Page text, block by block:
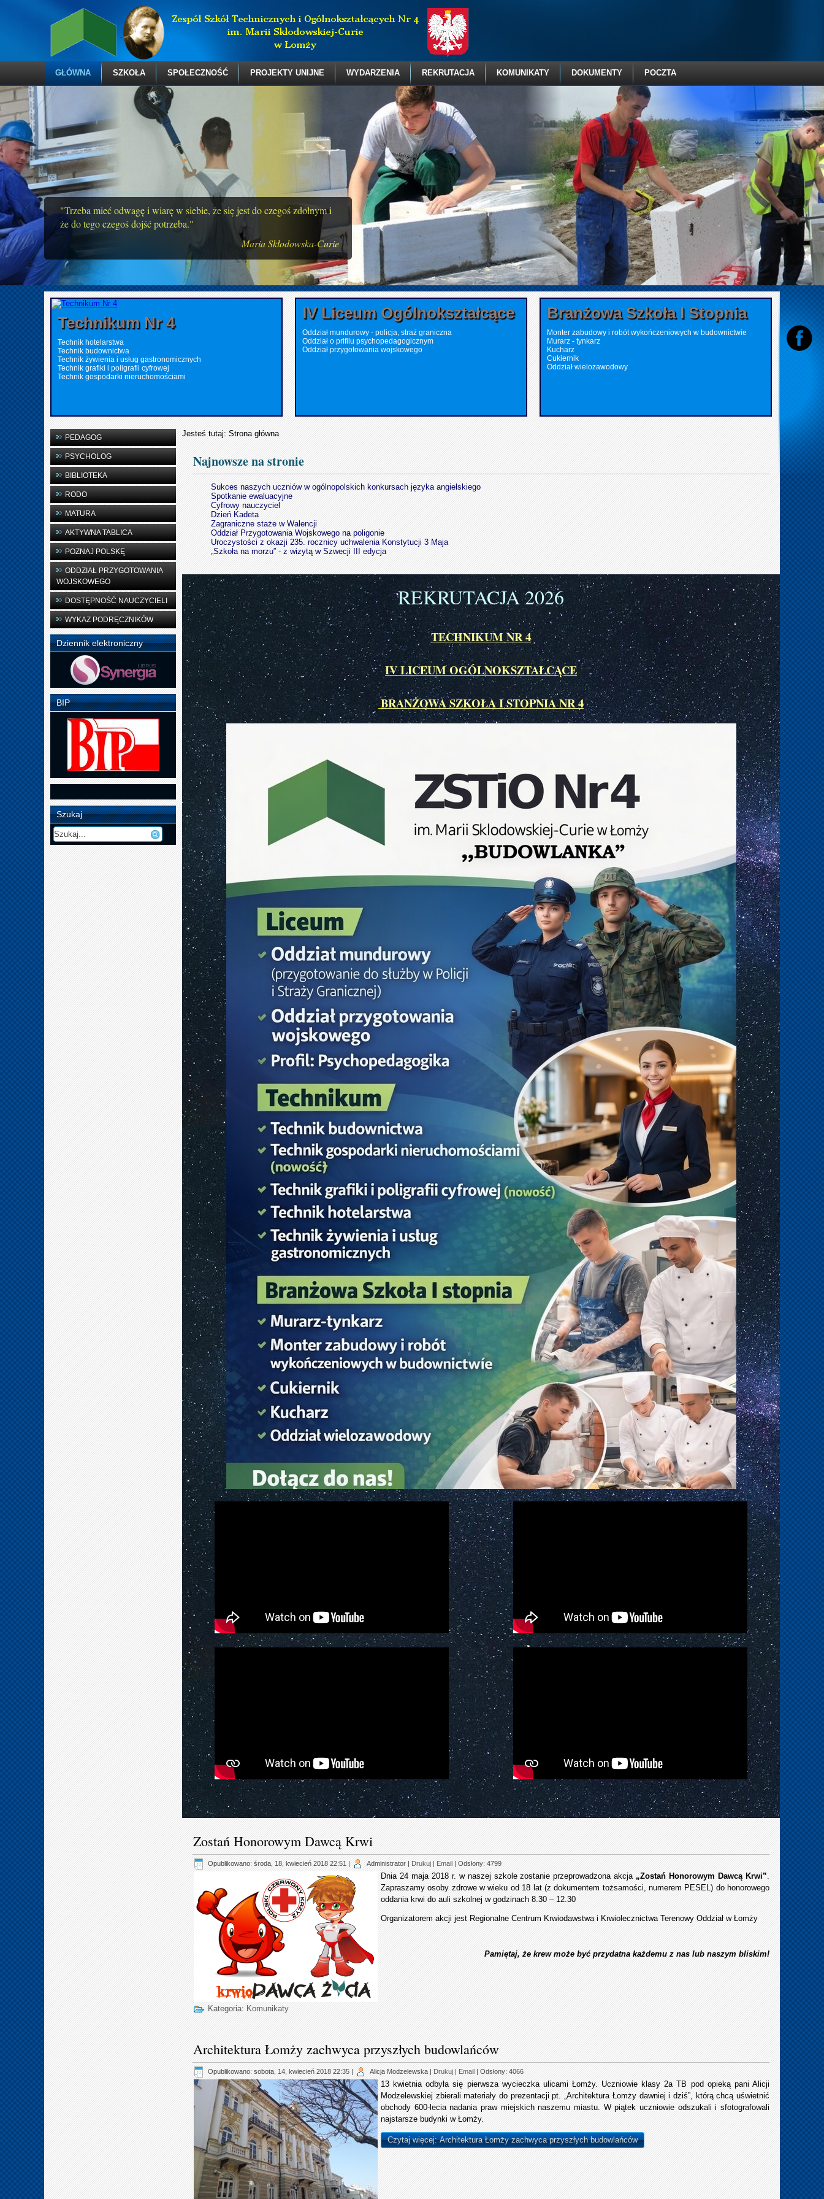
"Trzeba mieć odwagę i wiarę w siebie, że się jest do czegoś zdolnym i
że do tego czegoś dojść potrzeba."
Maria Skłodowska-Curie
GŁÓWNA SZKOŁA SPOŁECZNOŚĆ PROJEKTY UNIJNE WYDARZENIA REKRUTACJA KOMUNIKATY DOKUMENTY POCZTA
Technikum Nr 4
Technik hotelarstwa
Technik budownictwa
Technik żywienia i usług gastronomicznych
Technik grafiki i poligrafii cyfrowej
Technik gospodarki nieruchomościami
IV Liceum Ogólnokształcące
Oddział mundurowy - policja, straż graniczna
Oddział o prifilu psychopedagogicznym
Oddział przygotowania wojskowego
Branżowa Szkoła I Stopnia
Monter zabudowy i robót wykończeniowych w budownictwie
Murarz - tynkarz
Kucharz
Cukiernik
Oddział wielozawodowy
PEDAGOG
PSYCHOLOG
BIBLIOTEKA
RODO
MATURA
AKTYWNA TABLICA
POZNAJ POLSKĘ
ODDZIAŁ PRZYGOTOWANIA
WOJSKOWEGO
DOSTĘPNOŚĆ NAUCZYCIELI
WYKAZ PODRĘCZNIKÓW
Dziennik elektroniczny
BIP
Szukaj
Jesteś tutaj: Strona główna
Najnowsze na stronie
Sukces naszych uczniów w ogólnopolskich konkursach języka angielskiego
Spotkanie ewaluacyjne
Cyfrowy nauczyciel
Dzień Kadeta
Zagraniczne staże w Walencji
Oddział Przygotowania Wojskowego na poligonie
Uroczystości z okazji 235. rocznicy uchwalenia Konstytucji 3 Maja
„Szkoła na morzu” - z wizytą w Szwecji III edycja
REKRUTACJA 2026
TECHNIKUM NR 4
IV LICEUM OGÓLNOKSZTAŁCĄCE
BRANŻOWA SZKOŁA I STOPNIA NR 4
Zostań Honorowym Dawcą Krwi
Opublikowano: środa, 18, kwiecień 2018 22:51 | Administrator | Drukuj | Email | Odsłony: 4799
Dnia 24 maja 2018 r. w naszej szkole zostanie przeprowadzona akcja„Zostań Honorowym Dawcą Krwi”.
Zapraszamy osoby zdrowe w wieku od 18 lat (z dokumentem tożsamości, numerem PESEL) do honorowego
oddania krwi do auli szkolnej w godzinach 8.30 – 12.30
Organizatorem akcji jest Regionalne Centrum Krwiodawstwa i Krwiolecznictwa Terenowy Oddział w Łomży
Pamiętaj, że krew może być przydatna każdemu z nas lub naszym bliskim!
Kategoria: Komunikaty
Architektura Łomży zachwyca przyszłych budowlańców
Opublikowano: sobota, 14, kwiecień 2018 22:35 | Alicja Modzelewska | Drukuj | Email | Odsłony: 4066
13 kwietnia odbyła się pierwsza wycieczka ulicami Łomży. Uczniowie klasy 2a TB pod opieką pani Alicji
Modzelewskiej zbierali materiały do prezentacji pt. „Architektura Łomży dawniej i dziś”, którą chcą uświetnić
obchody 600-lecia nadania praw miejskich naszemu miastu. W piątek uczniowie odszukali i sfotografowali
najstarsze budynki w Łomży.
Czytaj więcej: Architektura Łomży zachwyca przyszłych budowlańców